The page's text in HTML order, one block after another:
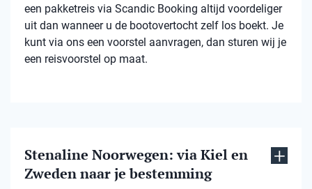
een pakketreis via Scandic Booking altijd voordeliger
uit dan wanneer u de bootovertocht zelf los boekt. Je
kunt via ons een voorstel aanvragen, dan sturen wij je
een reisvoorstel op maat.
Stenaline Noorwegen: via Kiel en
Zweden naar je bestemming